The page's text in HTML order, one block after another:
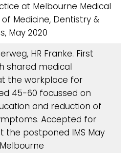
at Melbourne Medical
Medicine, Dentistry &
May 2020
HR Franke. First
shared medical
the workplace for
45-60 focussed on
and reduction of
Accepted for
the postponed IMS May